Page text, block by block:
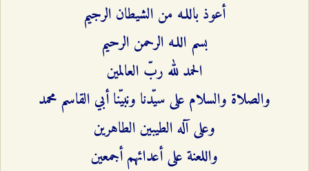
أعوذ باللـه من الشيطان الرجيم
بسم اللـه الرحمن الرحيم
الحمد لله ربّ العالمين
والصلاة والسلام على سيّدنا ونبيّنا أبي القاسم محمد
وعلى آله الطيبين الطاهرين
واللعنة على أعدائهم أجمعين